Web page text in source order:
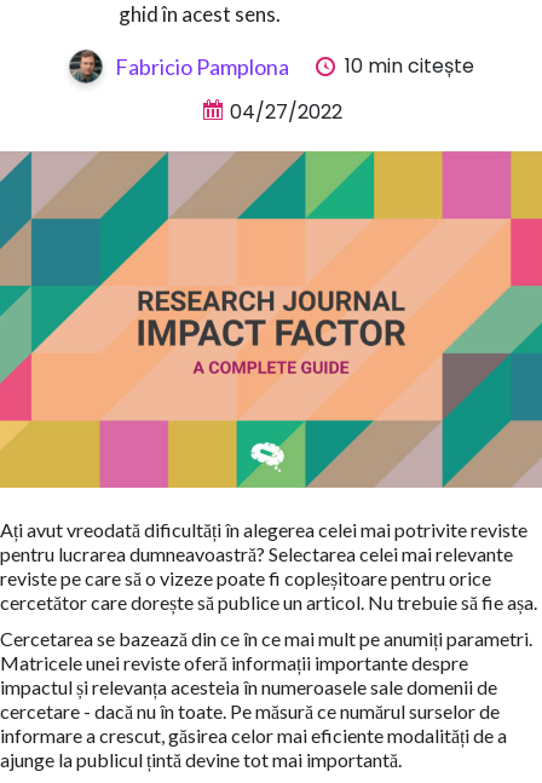
ghid în acest sens.
Fabricio Pamplona
10 min citește
04/27/2022
Ați avut vreodată dificultăți în alegerea celei mai potrivite reviste
pentru lucrarea dumneavoastră? Selectarea celei mai relevante
reviste pe care să o vizeze poate fi copleșitoare pentru orice
cercetător care dorește să publice un articol. Nu trebuie să fie așa.
Cercetarea se bazează din ce în ce mai mult pe anumiți parametri.
Matricele unei reviste oferă informații importante despre
impactul și relevanța acesteia în numeroasele sale domenii de
cercetare - dacă nu în toate. Pe măsură ce numărul surselor de
informare a crescut, găsirea celor mai eficiente modalități de a
ajunge la publicul țintă devine tot mai importantă.